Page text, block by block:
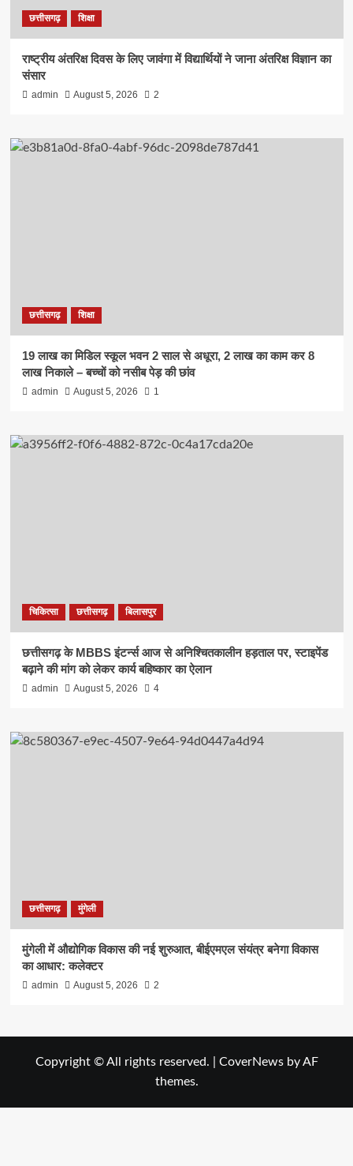
छत्तीसगढ़ शिक्षा
राष्ट्रीय अंतरिक्ष दिवस के लिए जावंगा में विद्यार्थियों ने जाना अंतरिक्ष विज्ञान का
संसार
admin August 5, 2026 2
छत्तीसगढ़ शिक्षा
19 लाख का मिडिल स्कूल भवन 2 साल से अधूरा, 2 लाख का काम कर 8
लाख निकाले – बच्चों को नसीब पेड़ की छांव
admin August 5, 2026 1
चिकित्सा छत्तीसगढ़ बिलासपुर
छत्तीसगढ़ के MBBS इंटर्न्स आज से अनिश्चितकालीन हड़ताल पर, स्टाइपेंड
बढ़ाने की मांग को लेकर कार्य बहिष्कार का ऐलान
admin August 5, 2026 4
छत्तीसगढ़ मुंगेली
मुंगेली में औद्योगिक विकास की नई शुरुआत, बीईएमएल संयंत्र बनेगा विकास
का आधार: कलेक्टर
admin August 5, 2026 2
Copyright © All rights reserved. CoverNewsby AF
themes.